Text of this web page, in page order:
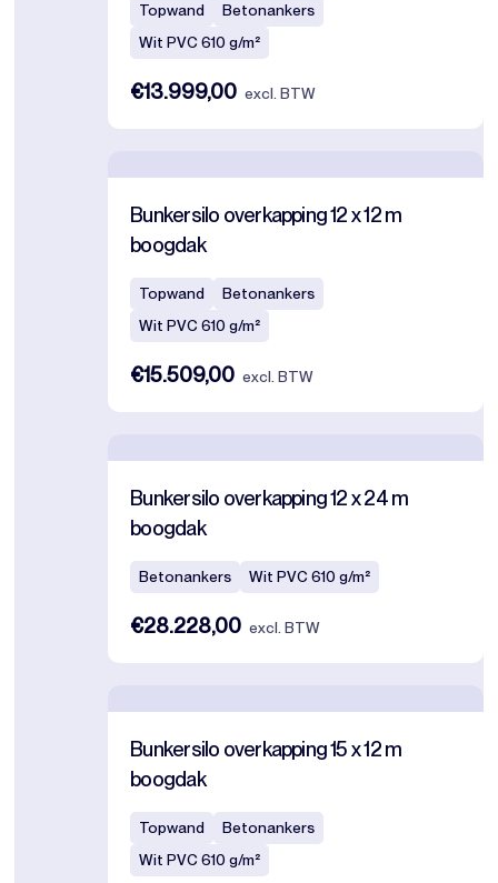
Topwand
Betonankers
Wit PVC 610 g/m²
€13.999,00 excl. BTW
Bunkersilo overkapping 12 x 12 m
boogdak
Topwand
Betonankers
Wit PVC 610 g/m²
€15.509,00 excl. BTW
Bunkersilo overkapping 12 x 24 m
boogdak
Betonankers Wit PVC 610 g/m²
€28.228,00 excl. BTW
Bunkersilo overkapping 15 x 12 m
boogdak
Topwand
Betonankers
Wit PVC 610 g/m²